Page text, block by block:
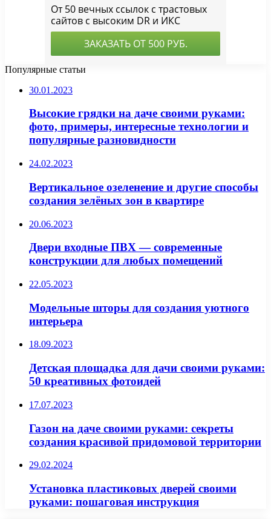
Популярные статьи
30.01.2023
Высокие грядки на даче своими руками:
фото, примеры, интересные технологии и
популярные разновидности
24.02.2023
Вертикальное озеленение и другие способы
создания зелёных зон в квартире
20.06.2023
Двери входные ПВХ — современные
конструкции для любых помещений
22.05.2023
Модельные шторы для создания уютного
интерьера
18.09.2023
Детская площадка для дачи своими руками:
50 креативных фотоидей
17.07.2023
Газон на даче своими руками: секреты
создания красивой придомовой территории
29.02.2024
Установка пластиковых дверей своими
руками: пошаговая инструкция